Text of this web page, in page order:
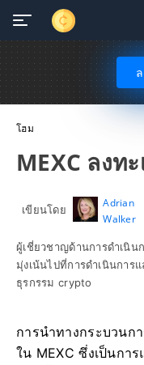
โฮม
MEXC ลงท
เขียนโดย
Adrian
Walker
ผู้เชี่ยวชาญด้านการดำเนิน
มุ่งเน้นไปที่การดำเนินกา
ธุรกรรม crypto
การนำทางกระบวน
ใน MEXC ซึ่งเป็นกา